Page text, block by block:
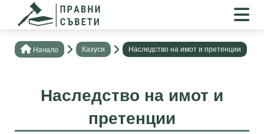
Нaчало Казуси Наследство на имот и претенции
Наследство на имот и
претенции